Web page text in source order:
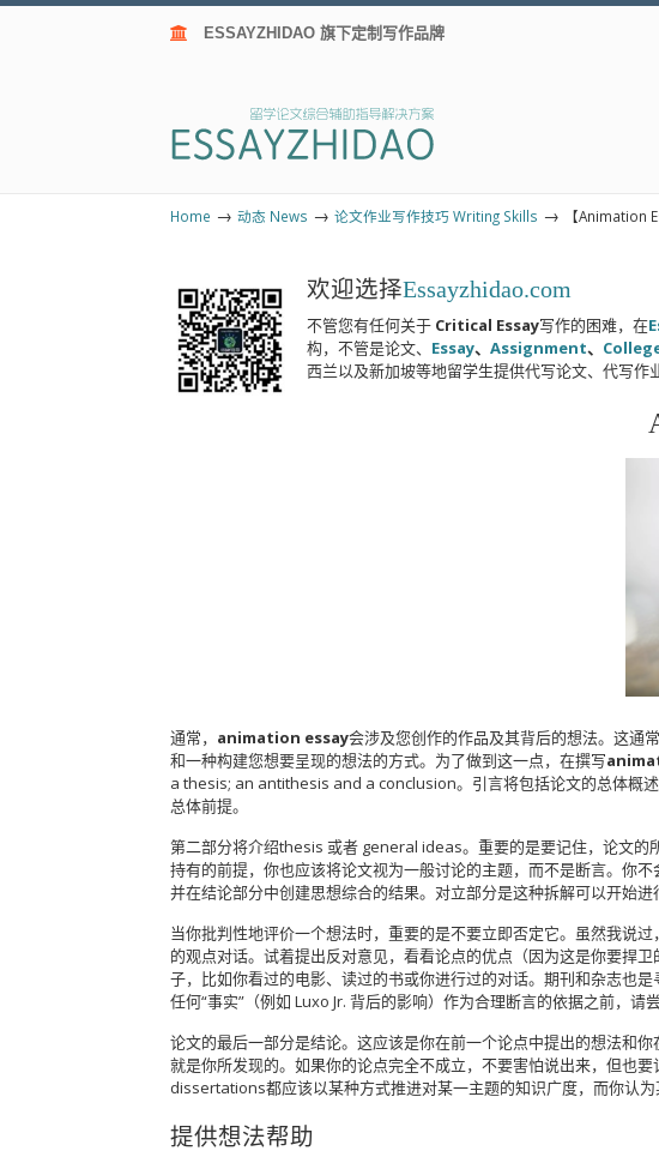
ESSAYZHIDAO 旗下定制写作品牌
Home → 动态 News → 论文作业写作技巧 Writing Skills → 【Animation
欢迎选择Essayzhidao.com
不管您有任何关于 Critical Essay写作的困难，在
构，不管是论文、 Essay、 Assignment、
西兰以及新加坡等地留学生提供代写论文、代写作
通常， animation essay会涉及您创作的作品及其背后的想法。这通
和一种构建您想要呈现的想法的方式。为了做到这一点，在撰写
a thesis; an antithesis and a conclusion。引言将包括论文的总体概
总体前提。
第二部分将介绍thesis 或者 general ideas。重要的是要记住，论文的
持有的前提，你也应该将论文视为一般讨论的主题，而不是断言。你
并在结论部分中创建思想综合的结果。对立部分是这种拆解可以开始进
当你批判性地评价一个想法时，重要的是不要立即否定它。虽然我说
的观点对话。试着提出反对意见，看看论点的优点（因为这是你要捍
子，比如你看过的电影、读过的书或你进行过的对话。期刊和杂志也
任何“事实”（例如 Luxo Jr. 背后的影响）作为合理断言的依据之前，请
论文的最后一部分是结论。这应该是你在前一个论点中提出的想法和
就是你所发现的。如果你的论点完全不成立，不要害怕说出来，但也
dissertations都应该以某种方式推进对某一主题的知识广度，而你认
提供想法帮助